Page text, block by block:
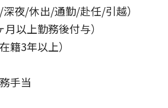
夜/休出/通勤/赴任/引越）
以上勤務後付与）
籍3年以上）
手当